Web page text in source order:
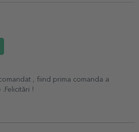
, fiind prima comanda a
!